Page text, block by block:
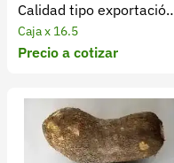
Calidad tipo exportación
x kilogramo
Caja x 16.5
Precio a cotizar